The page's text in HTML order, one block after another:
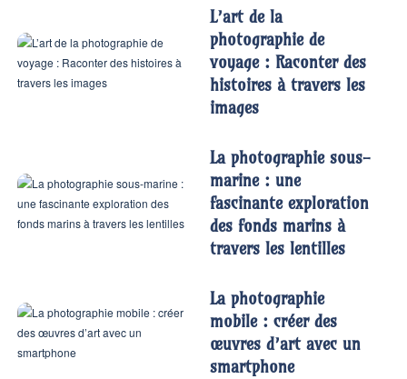
L’art de la
photographie de
voyage : Raconter des
histoires à travers les
images
La photographie sous-
marine : une
fascinante exploration
des fonds marins à
travers les lentilles
La photographie
mobile : créer des
œuvres d’art avec un
smartphone